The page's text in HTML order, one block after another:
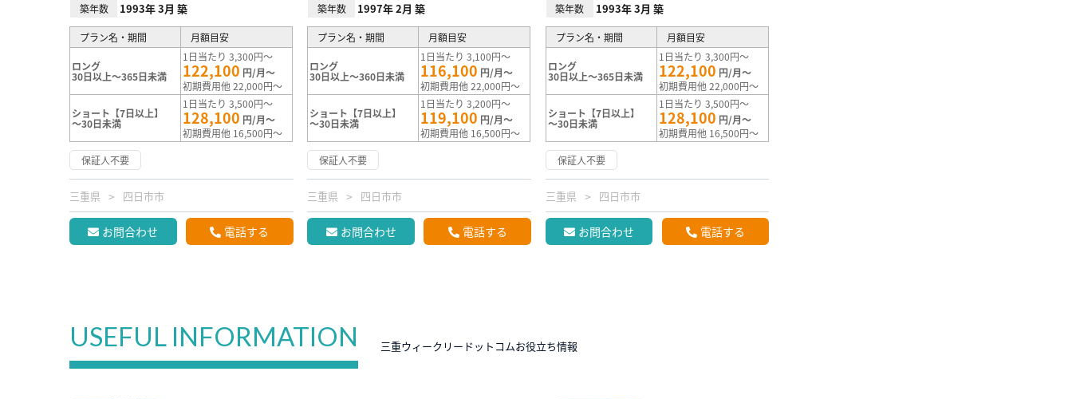
築年数 1993年 3月 築
プラン名・期間 月額目安
ロング
30日以上～365日未満
1日当たり 3,300円～
122,100 円/月～
初期費用他 22,000円～
ショート【7日以上】
～30日未満
1日当たり 3,500円～
128,100 円/月～
初期費用他 16,500円～
保証人不要
三重県 四日市市
お問合わせ 電話する
築年数 1997年 2月 築
プラン名・期間 月額目安
ロング
30日以上～360日未満
1日当たり 3,100円～
116,100 円/月～
初期費用他 22,000円～
ショート【7日以上】
～30日未満
1日当たり 3,200円～
119,100 円/月～
初期費用他 16,500円～
保証人不要
三重県 四日市市
お問合わせ 電話する
築年数 1993年 3月 築
プラン名・期間 月額目安
ロング
30日以上～365日未満
1日当たり 3,300円～
122,100 円/月～
初期費用他 22,000円～
ショート【7日以上】
～30日未満
1日当たり 3,500円～
128,100 円/月～
初期費用他 16,500円～
保証人不要
三重県 四日市市
お問合わせ 電話する
USEFUL INFORMATION 三重ウィークリードットコムお役立ち情報